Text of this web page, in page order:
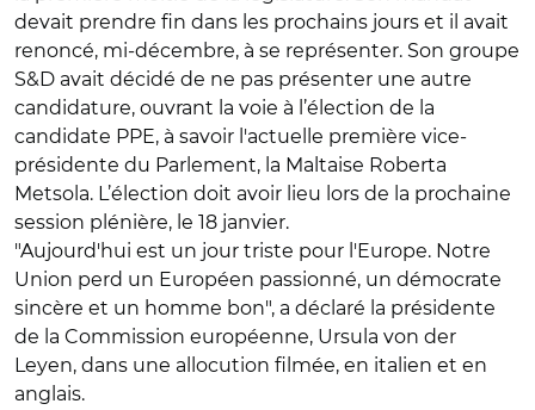
devait prendre fin dans les prochains jours et il avait
renoncé, mi-décembre, à se représenter. Son groupe
S&D avait décidé de ne pas présenter une autre
candidature, ouvrant la voie à l’élection de la
candidate PPE, à savoir l'actuelle première vice-
présidente du Parlement, la Maltaise Roberta
Metsola. L’élection doit avoir lieu lors de la prochaine
session plénière, le 18 janvier.
"Aujourd'hui est un jour triste pour l'Europe. Notre
Union perd un Européen passionné, un démocrate
sincère et un homme bon", a déclaré la présidente
de la Commission européenne, Ursula von der
Leyen, dans une allocution filmée, en italien et en
anglais.